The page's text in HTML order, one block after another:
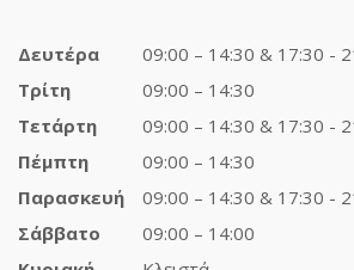
Δευτέρα
09:00 – 14:30 & 17:30 -
Τρίτη
09:00 – 14:30
Τετάρτη
09:00 – 14:30 & 17:30 -
Πέμπτη
09:00 – 14:30
Παρασκευή
09:00 – 14:30 & 17:30 -
Σάββατο
09:00 – 14:00